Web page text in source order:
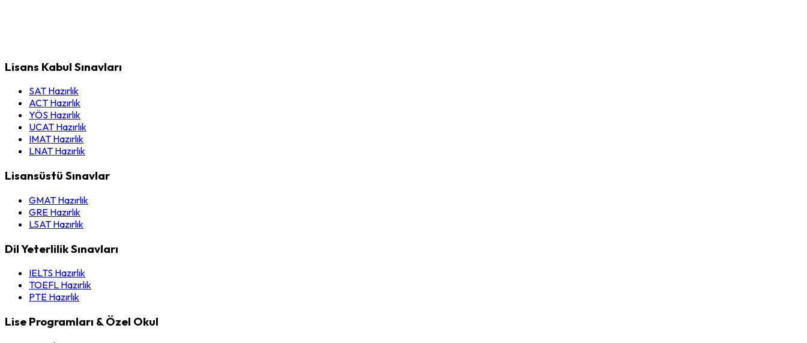
Lisans Kabul Sınavları
SAT Hazırlık
ACT Hazırlık
YÖS Hazırlık
UCAT Hazırlık
IMAT Hazırlık
LNAT Hazırlık
Lisansüstü Sınavlar
GMAT Hazırlık
GRE Hazırlık
LSAT Hazırlık
Dil Yeterlilik Sınavları
IELTS Hazırlık
TOEFL Hazırlık
PTE Hazırlık
Lise Programları & Özel Okul